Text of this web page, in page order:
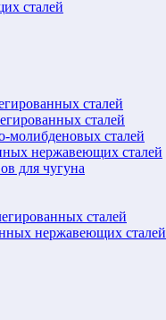
сталей
сталей
сталей
молибденовых сталей
нержавеющих сталей
для чугуна
сталей
нержавеющих сталей